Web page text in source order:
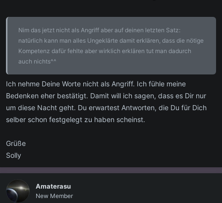
Nim das jetzt nicht als Angriff aber auf deinen letzten Satz:
natürlich kann man alles Ungeklärte damit erklären, dass die nötige
Kompetenz dafür fehlte aber wirklich erklären tut man dadurch
auch nichts^^
Ich nehme Deine Worte nicht als Angriff. Ich fühle meine
Bedenken eher bestätigt. Damit will ich sagen, dass es Dir nur
um diese Nacht geht. Du erwartest Antworten, die Du für Dich
selber schon festgelegt zu haben scheinst.
Grüße
Solly
Amaterasu
New Member